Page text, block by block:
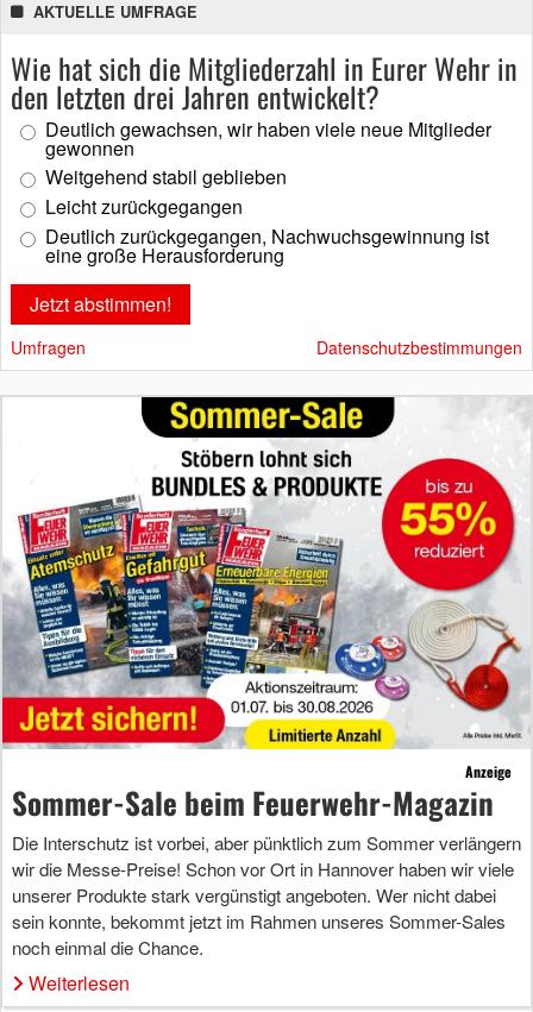
AKTUELLE UMFRAGE
Wie hat sich die Mitgliederzahl in Eurer Wehr in
den letzten drei Jahren entwickelt?
Deutlich gewachsen, wir haben viele neue Mitglieder
gewonnen
Weitgehend stabil geblieben
Leicht zurückgegangen
Deutlich zurückgegangen, Nachwuchsgewinnung ist
eine große Herausforderung
Umfragen Datenschutzbestimmungen
Anzeige
Sommer-Sale beim Feuerwehr-Magazin
Die Interschutz ist vorbei, aber pünktlich zum Sommer verlängern
wir die Messe-Preise! Schon vor Ort in Hannover haben wir viele
unserer Produkte stark vergünstigt angeboten. Wer nicht dabei
sein konnte, bekommt jetzt im Rahmen unseres Sommer-Sales
noch einmal die Chance.
Weiterlesen